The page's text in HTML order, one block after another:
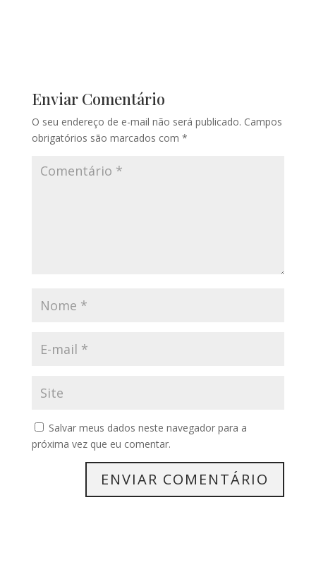
Enviar Comentário
O seu endereço de e-mail não será publicado. Campos
obrigatórios são marcados com *
Salvar meus dados neste navegador para a
próxima vez que eu comentar.